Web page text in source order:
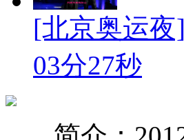
[北京奥运
03分27秒